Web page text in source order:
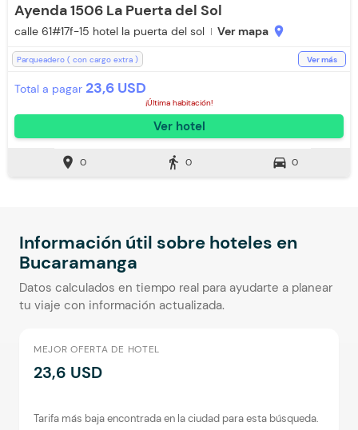
Ayenda 1506 La Puerta del Sol
calle 61#17f-15 hotel la puerta del sol Ver mapa location_on
Parqueadero ( con cargo extra )
Ducha Toallas de cuerpo
Aceptan Mascotas
Aceptan Niños Toallas Aire acondicionado
Ver más
Total a pagar 23,6 USD
¡Última habitación!
Ver hotel
location_on 0 directions_walk 0 directions_car 0
Información útil sobre hoteles en
Bucaramanga
Datos calculados en tiempo real para ayudarte a planear
tu viaje con información actualizada.
MEJOR OFERTA DE HOTEL
23,6 USD
Tarifa más baja encontrada en la ciudad para esta búsqueda.